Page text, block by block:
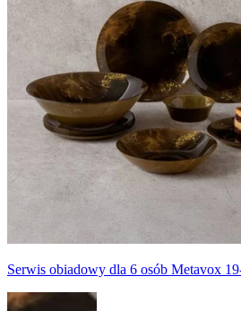
Serwis obiadowy dla 6 osób Metavox